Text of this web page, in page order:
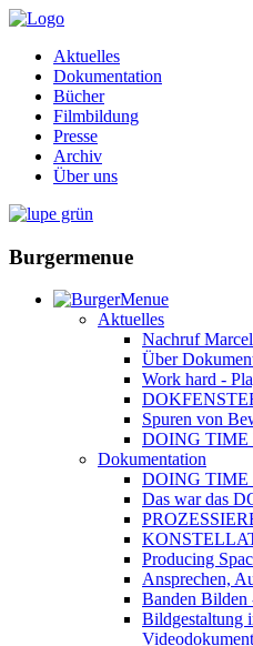
Aktuelles
Dokumentation
Bücher
Filmbildung
Presse
Archiv
Über uns
Burgermenue
Aktuelles
Nachruf
Über
Work hard -
Spuren von
DOING TIME
Dokumentation
DOING TIME
Das war das
Producing
Ansprechen,
Banden Bilden
Bildgestaltung